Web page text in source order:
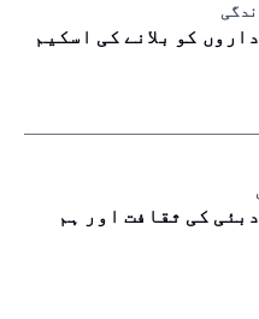
کو بلانے کی اسکیم
کی ثقافت اور ہم